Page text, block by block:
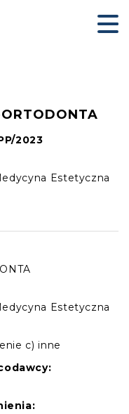
2023
Estetyczna
Estetyczna
c) inne